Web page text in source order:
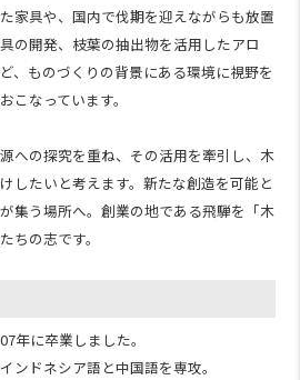
家具や、国内で伐期を迎えながらも放置
の開発、枝葉の抽出物を活用したアロ
、ものづくりの背景にある環境に視野を
こなっています。
への探究を重ね、その活用を牽引し、木
したいと考えます。新たな創造を可能と
集う場所へ。創業の地である飛騨を「木
ちの志です。
年に卒業しました。
ンドネシア語と中国語を専攻。